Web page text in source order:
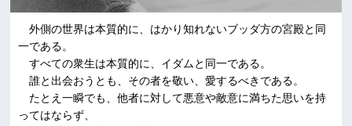
外側の世界は本質的に、はかり知れないブッダ方の宮殿と同
一である。
すべての衆生は本質的に、イダムと同一である。
誰と出会おうとも、その者を敬い、愛するべきである。
たとえ一瞬でも、他者に対して悪意や敵意に満ちた思いを持
ってはならず、